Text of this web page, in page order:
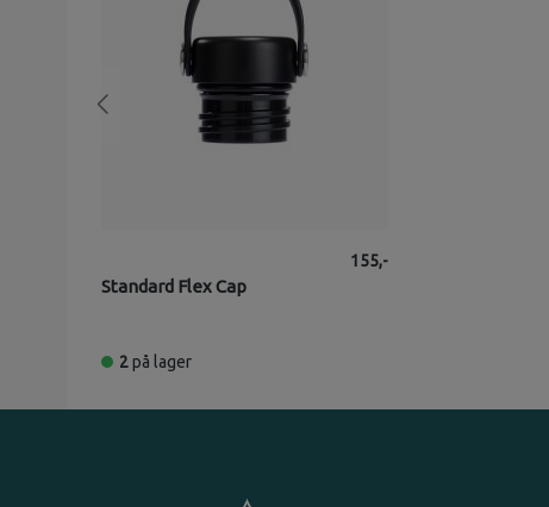
Standard Flex Cap
155,-
2på lager